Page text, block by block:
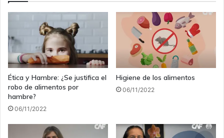
Ética y Hambre: ¿Se justifica el
robo de alimentos por
hambre?
06/11/2022
Higiene de los alimentos
06/11/2022